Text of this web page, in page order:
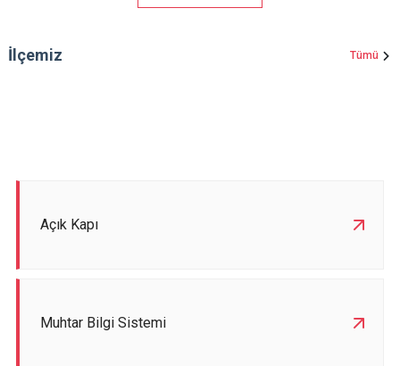
İlçemiz Tümü
Açık Kapı
Muhtar Bilgi Sistemi